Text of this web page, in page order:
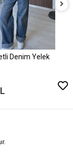
Denim Yelek